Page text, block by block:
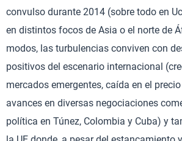
convulso durante 2014 (sobre todo en
en distintos focos de Asia o el norte de
modos, las turbulencias conviven con
positivos del escenario internacional
mercados emergentes, caída en el
avances en diversas negociaciones
política en Túnez, Colombia y Cuba) y